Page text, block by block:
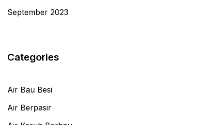
September 2023
Categories
Air Bau Besi
Air Berpasir